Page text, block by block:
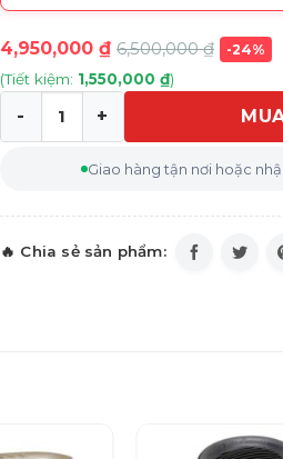
4,950,000 ₫ 6,500,000₫ -24%
(Tiết kiệm: 1,550,000 ₫)
Máy lọc không khí LG PuriCare
Giao hàng tận nơi hoặc